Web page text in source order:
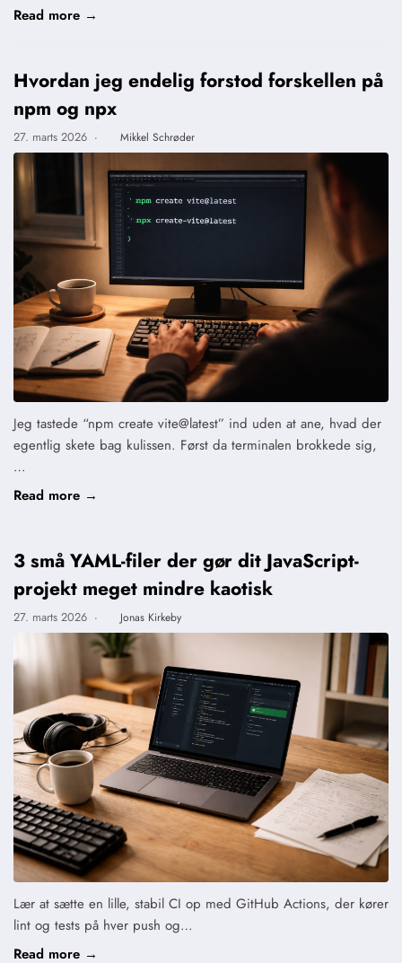
Read more →
Hvordan jeg endelig forstod forskellen på
npm og npx
27. marts 2026 · Mikkel Schrøder
Jeg tastede “npm create vite@latest” ind uden at ane, hvad der
egentlig skete bag kulissen. Først da terminalen brokkede sig,
…
Read more →
3 små YAML-filer der gør dit JavaScript-
projekt meget mindre kaotisk
27. marts 2026 · Jonas Kirkeby
Lær at sætte en lille, stabil CI op med GitHub Actions, der kører
lint og tests på hver push og…
Read more →